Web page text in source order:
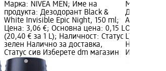
Марка: NIVEA MEN; Име на
продукта: Дезодорант Black &
White Invisible Epic Night, 150 ml;
Цена: 3,06 €; Основна цена: 0,15 L
(20,40 € за 1 L); Наличност: Статус
зелен Налично за доставка,
Статус сив Изберете dm магазин
Марка:
Authenic,
Основна
L);
Налично
Изберете